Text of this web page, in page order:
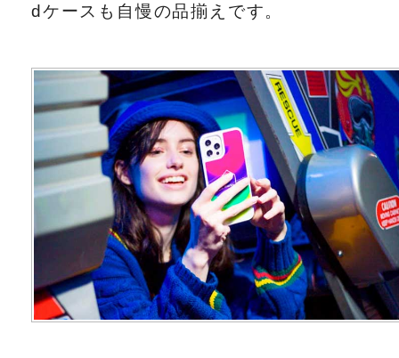
dケースも自慢の品揃えです。